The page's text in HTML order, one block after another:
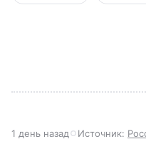
1 день назад Источник: